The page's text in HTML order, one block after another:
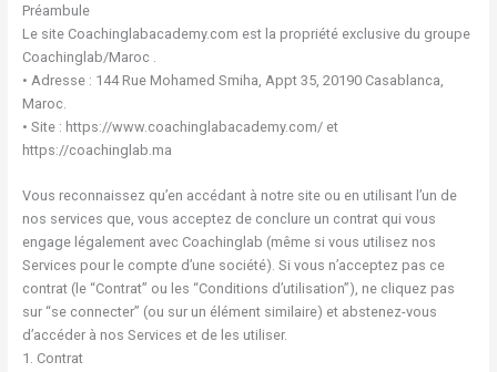
Préambule
Le site Coachinglabacademy.com est la propriété exclusive du groupe
Coachinglab/Maroc .
• Adresse : 144 Rue Mohamed Smiha, Appt 35, 20190 Casablanca,
Maroc.
• Site : https://www.coachinglabacademy.com/ et
https://coachinglab.ma
Vous reconnaissez qu’en accédant à notre site ou en utilisant l’un de
nos services que, vous acceptez de conclure un contrat qui vous
engage légalement avec Coachinglab (même si vous utilisez nos
Services pour le compte d’une société). Si vous n’acceptez pas ce
contrat (le “Contrat” ou les “Conditions d’utilisation”), ne cliquez pas
sur “se connecter” (ou sur un élément similaire) et abstenez-vous
d’accéder à nos Services et de les utiliser.
1. Contrat